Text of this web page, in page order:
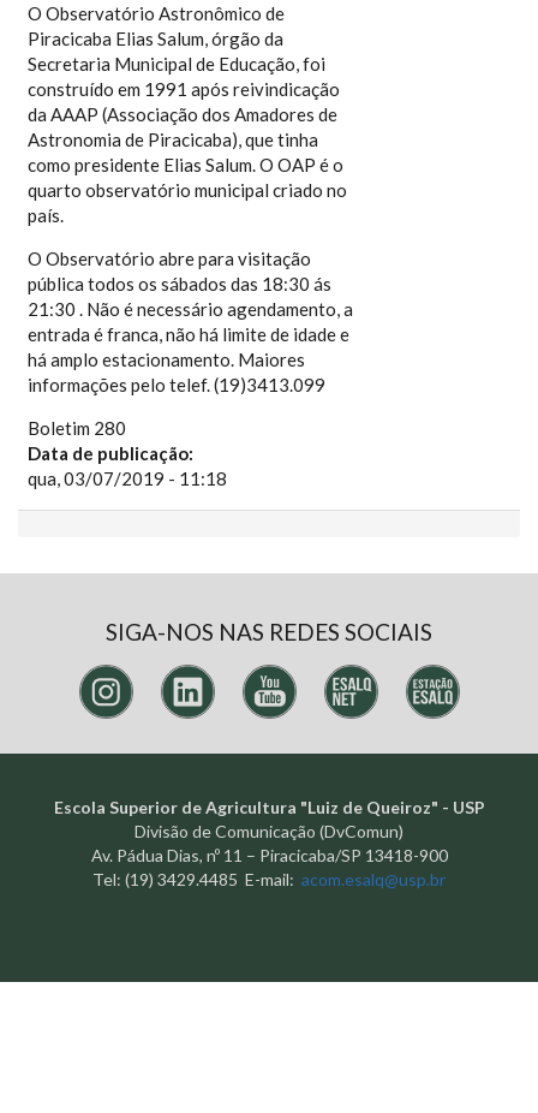
O Observatório Astronômico de
Piracicaba Elias Salum, órgão da
Secretaria Municipal de Educação, foi
construído em 1991 após reivindicação
da AAAP (Associação dos Amadores de
Astronomia de Piracicaba), que tinha
como presidente Elias Salum. O OAP é o
quarto observatório municipal criado no
país.
O Observatório abre para visitação
pública todos os sábados das 18:30 ás
21:30 . Não é necessário agendamento, a
entrada é franca, não há limite de idade e
há amplo estacionamento. Maiores
informações pelo telef. (19)3413.099
Boletim 280
Data de publicação:
qua, 03/07/2019 - 11:18
SIGA-NOS NAS REDES SOCIAIS
Escola Superior de Agricultura "Luiz de Queiroz" - USP
Divisão de Comunicação (DvComun)
Av. Pádua Dias, nº 11 – Piracicaba/SP 13418-900
Tel: (19) 3429.4485 E-mail: acom.esalq@usp.br